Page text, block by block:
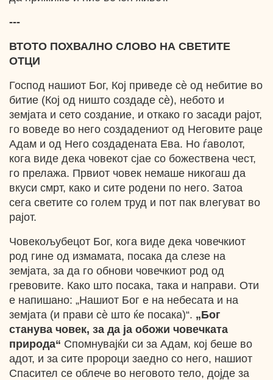
---
ВТОТО ПОХВАЛНО СЛОВО НА СВЕТИТЕ
ОТЦИ
Господ нашиот Бог, Кој приведе сѐ од небитие во
битие (Кој од ништо создаде сѐ), небото и
земјата и сето создание, и откако го засади рајот,
го воведе во него создадениот од Неговите раце
Адам и од Него создадената Ева. Но ѓаволот,
кога виде дека човекот сјае со божествена чест,
го прелажа. Првиот човек немаше никогаш да
вкуси смрт, како и сите родени по него. Затоа
сега светите со голем труд и пот пак влегуват во
рајот.
Човекољубецот Бог, кога виде дека човечкиот
род гине од измамата, посака да слезе на
земјата, за да го обнови човечкиот род од
гревовите. Како што посака, така и направи. Оти
е напишано: „Нашиот Бог е на небесата и на
земјата (и прави сѐ што ќе посака)“. „Бог
станува човек, за да ја обожи човечката
природа“ Спомнувајќи си за Адам, кој беше во
адот, и за сите пророци заедно со него, нашиот
Спасител се облече во неговото тело, дојде за